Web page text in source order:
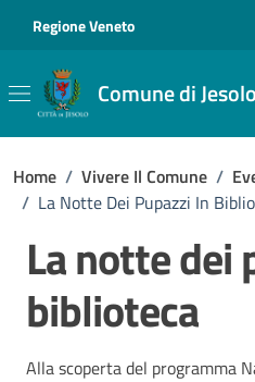
Regione Veneto
Comune di Jesolo
Home / Vivere Il Comune /
/ La Notte Dei Pupazzi In
La notte dei
biblioteca
Alla scoperta del programma